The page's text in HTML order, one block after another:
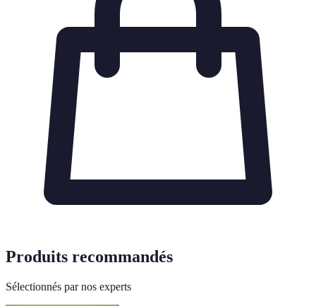
Produits recommandés
Sélectionnés par nos experts